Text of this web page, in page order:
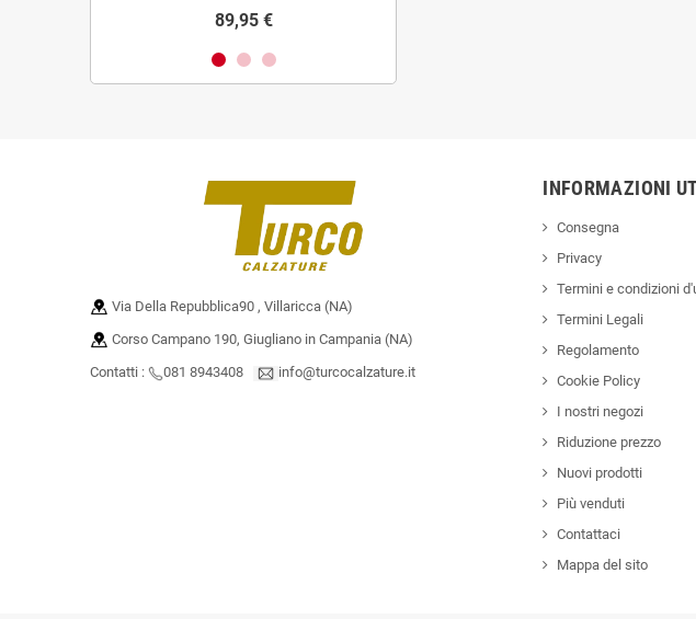
89,95 €
Via Della Repubblica90 , Villaricca (NA)
Corso Campano 190, Giugliano in Campania (NA)
Contatti :
081 8943408 info@turcocalzature.it
INFORMAZIONI
Consegna
Privacy
Termini e condizioni
Termini Legali
Regolamento
Cookie Policy
I nostri negozi
Riduzione prezzo
Nuovi prodotti
Più venduti
Contattaci
Mappa del sito